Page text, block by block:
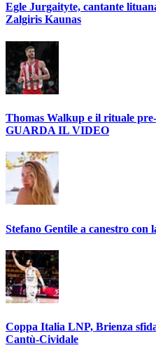
Egle Jurgaityte, cantante
Zalgiris Kaunas
Thomas Walkup e il rituale
GUARDA IL VIDEO
Stefano Gentile a canestro con
Coppa Italia LNP, Brienza
Cantù-Cividale